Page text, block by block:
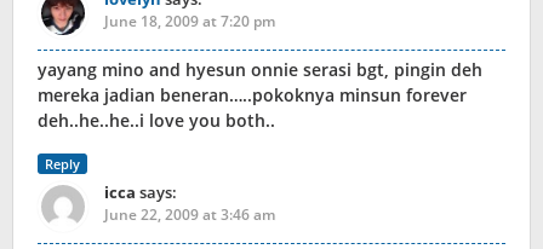
June 18, 2009 at 7:20 pm
yayang mino and hyesun onnie serasi bgt, pingin deh
mereka jadian beneran…..pokoknya minsun forever
deh..he..he..i love you both..
Reply
icca says:
June 22, 2009 at 3:46 am